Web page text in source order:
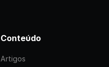
Conteúdo
Artigos